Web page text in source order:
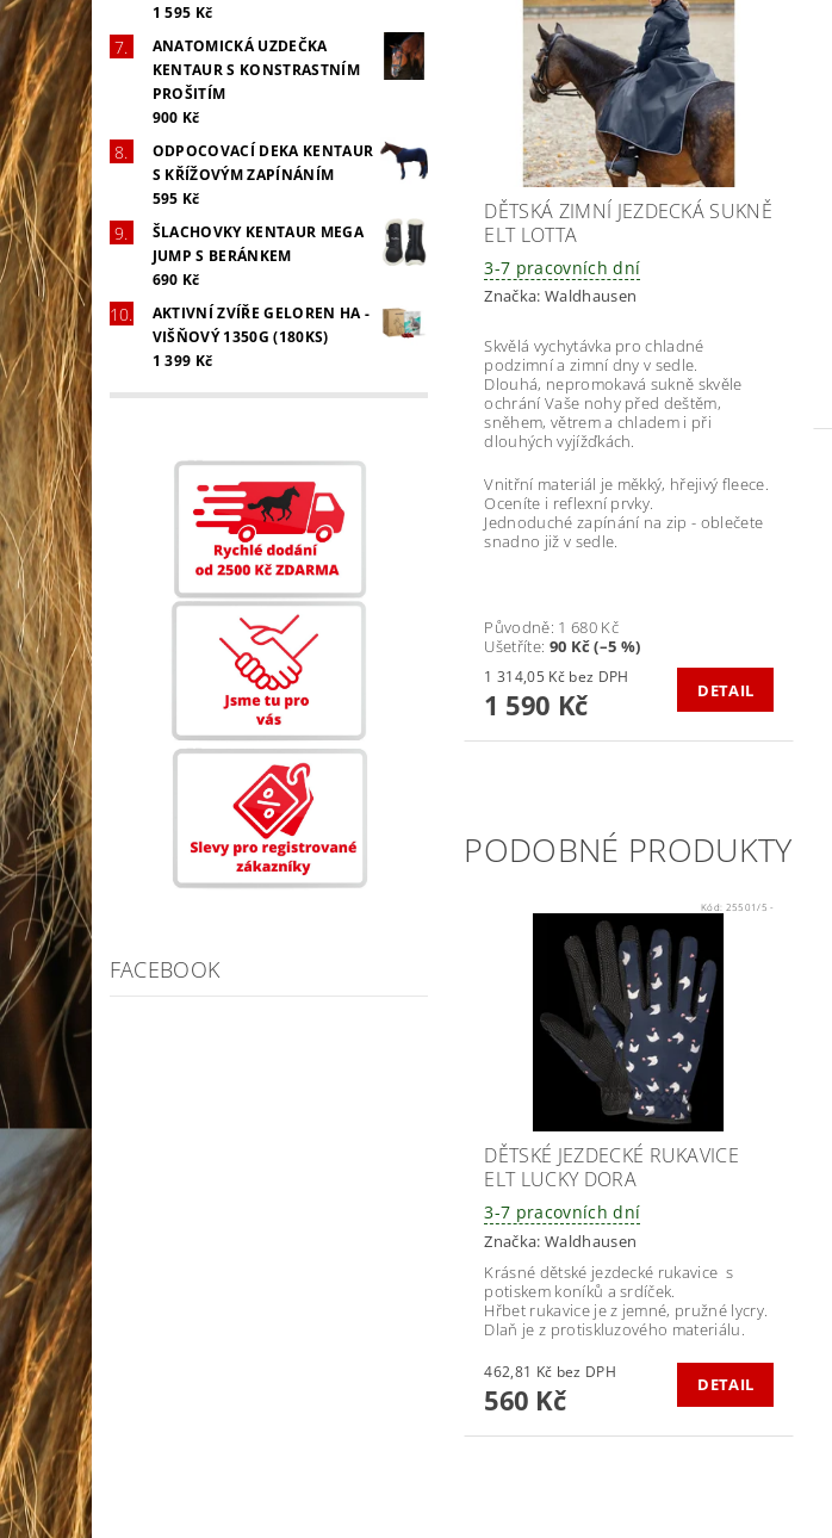
1 595 Kč
ANATOMICKÁ UZDEČKA
KENTAUR S KONSTRASTNÍM
PROŠITÍM
900 Kč
ODPOCOVACÍ DEKA KENTAUR
S KŘÍŽOVÝM ZAPÍNÁNÍM
595 Kč
ŠLACHOVKY KENTAUR MEGA
JUMP S BERÁNKEM
690 Kč
AKTIVNÍ ZVÍŘE GELOREN HA -
VIŠŇOVÝ 1350G (180KS)
1 399 Kč
FACEBOOK
DĚTSKÁ ZIMNÍ JEZDECKÁ SUKNĚ
ELT LOTTA
3-7 pracovních dní
Značka: Waldhausen
Skvělá vychytávka pro chladné
podzimní a zimní dny v sedle.
Dlouhá, nepromokavá sukně skvěle
ochrání Vaše nohy před deštěm,
sněhem, větrem a chladem i při
dlouhých vyjížďkách.
Vnitřní materiál je měkký, hřejivý fleece.
Oceníte i reflexní prvky.
Jednoduché zapínání na zip - oblečete
snadno již v sedle.
Původně: 1 680 Kč
Ušetříte: 90 Kč (–5 %)
1 314,05 Kč bez DPH
1 590 Kč DETAIL
PODOBNÉ PRODUKTY
Kód: 25501/5 -
DĚTSKÉ JEZDECKÉ RUKAVICE
ELT LUCKY DORA
3-7 pracovních dní
Značka: Waldhausen
Krásné dětské jezdecké rukavice s
potiskem koníků a srdíček.
Hřbet rukavice je z jemné, pružné lycry.
Dlaň je z protiskluzového materiálu.
462,81 Kč bez DPH
560 Kč DETAIL